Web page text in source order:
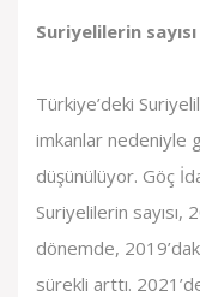
Suriyelilerin
Türkiye’deki
imkanlar nedeniyle
düşünülüyor. Göç
Suriyelilerin sayısı,
dönemde,
sürekli arttı.